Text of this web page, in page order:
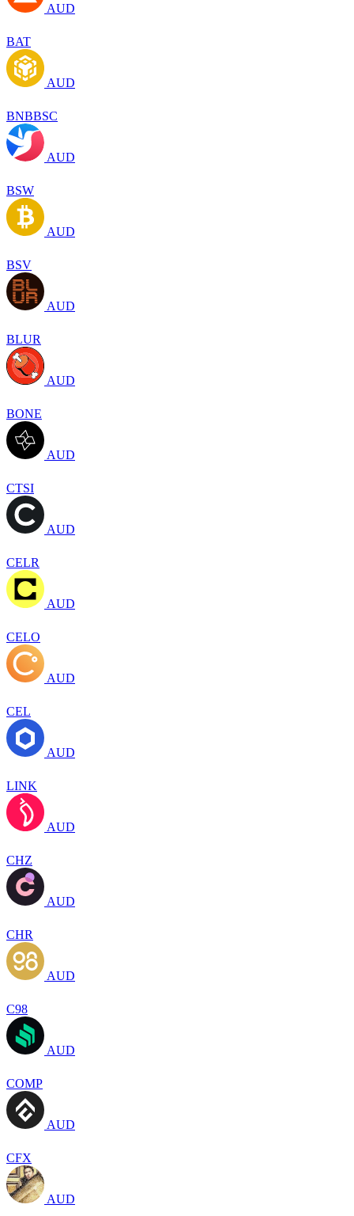
AUD
BAT
AUD
BNBBSC
AUD
BSW
AUD
BSV
AUD
BLUR
AUD
BONE
AUD
CTSI
AUD
CELR
AUD
CELO
AUD
CEL
AUD
LINK
AUD
CHZ
AUD
CHR
AUD
C98
AUD
COMP
AUD
CFX
AUD